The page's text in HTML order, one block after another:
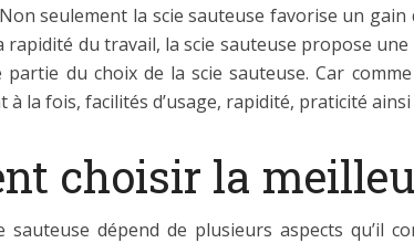
seulement la scie sauteuse favorise un
rapidité du travail, la scie sauteuse propose
partie du choix de la scie sauteuse. Car
à la fois, facilités d’usage, rapidité, praticité
choisir la
sauteuse dépend de plusieurs aspects qu’il